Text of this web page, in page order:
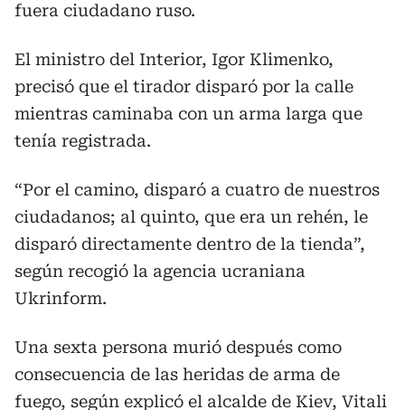
fuera ciudadano ruso.
El ministro del Interior, Igor Klimenko,
precisó que el tirador disparó por la calle
mientras caminaba con un arma larga que
tenía registrada.
“Por el camino, disparó a cuatro de nuestros
ciudadanos; al quinto, que era un rehén, le
disparó directamente dentro de la tienda”,
según recogió la agencia ucraniana
Ukrinform.
Una sexta persona murió después como
consecuencia de las heridas de arma de
fuego, según explicó el alcalde de Kiev, Vitali